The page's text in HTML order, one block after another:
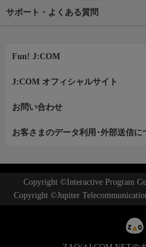
サポート・よくある質問
Fun! J:COM
J:COM オフィシャルサイト
お問い合わせ
お客さまのデータ利用･外部送信に
Copyright ©Interactive Program
Copyright ©Jupiter